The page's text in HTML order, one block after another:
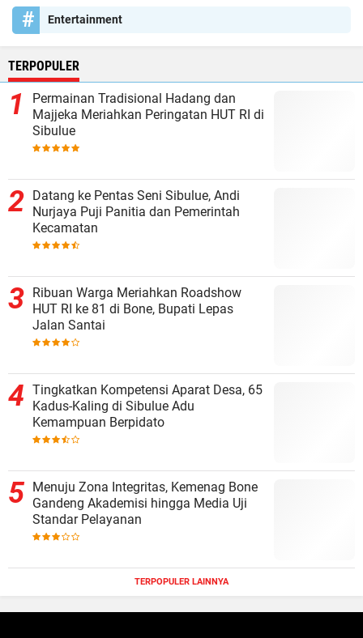
Entertainment
TERPOPULER
Permainan Tradisional Hadang dan
Majjeka Meriahkan Peringatan HUT RI di
Sibulue
Datang ke Pentas Seni Sibulue, Andi
Nurjaya Puji Panitia dan Pemerintah
Kecamatan
Ribuan Warga Meriahkan Roadshow
HUT RI ke 81 di Bone, Bupati Lepas
Jalan Santai
Tingkatkan Kompetensi Aparat Desa, 65
Kadus-Kaling di Sibulue Adu
Kemampuan Berpidato
Menuju Zona Integritas, Kemenag Bone
Gandeng Akademisi hingga Media Uji
Standar Pelayanan
TERPOPULER LAINNYA